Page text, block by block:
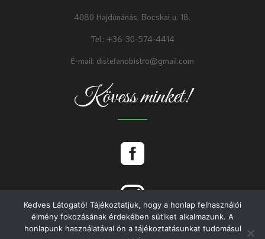
4080 Hajdúnánás, Bocskai u. 18.
Tel.: +36-30-574-4414
E-mail: distefanobistro@gmail.com
Kövess minket!


Kedves Látogató! Tájékoztatjuk, hogy a honlap felhasználói
élmény fokozásának érdekében sütiket alkalmazunk. A
honlapunk használatával ön a tájékoztatásunkat tudomásul